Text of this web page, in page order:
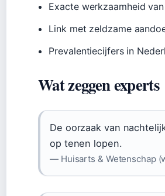
Exacte werkzaamheid
Link met zeldzame
Prevalentiecijfers in
Wat zeggen experts
De oorzaak van
op tenen lopen.
— Huisarts & Wetenschap